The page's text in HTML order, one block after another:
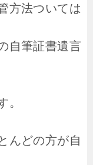
方法ついては
自筆証書遺言
。
んどの方が自